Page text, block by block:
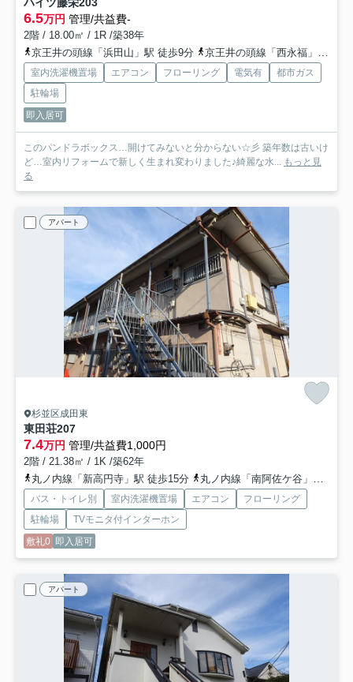
ハイツ藤栄203
6.5万円 管理/共益費-
2階 / 18.00㎡ / 1R /築38年
京王井の頭線「浜田山」駅 徒歩9分
京王井の頭線「西永福」駅 徒歩10分
室内洗濯機置場 エアコン フローリング 電気有
都市ガス
駐輪場
即入居可
このパンドラボックス…開けてみないと分からない☆彡 築年数は古いけ
ど…室内リフォームで新しく生まれ変わりました♪綺麗な水... もっと見
る
アパート
杉並区成田東
東田荘207
7.4万円 管理/共益費1,000円
2階 / 21.38㎡ / 1K /築62年
丸ノ内線「新高円寺」駅 徒歩15分
丸ノ内線「南阿佐ケ谷」駅 徒歩17分
バス・トイレ別 室内洗濯機置場 エアコン
フローリング
駐輪場
TVモニタ付インターホン
敷礼0 即入居可
アパート